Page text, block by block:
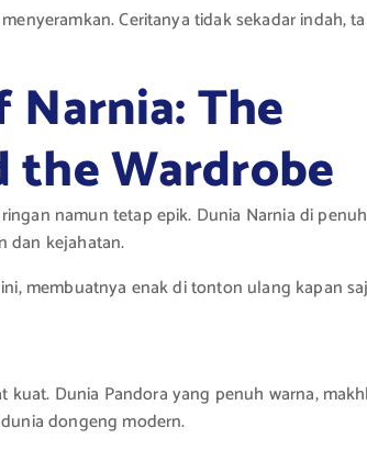
Ceritanya tidak sekadar indah,
Narnia: The
the Wardrobe
namun tetap epik. Dunia Narnia di
dan kejahatan.
membuatnya enak di tonton ulang kapan
kuat. Dunia Pandora yang penuh warna,
dongeng modern.